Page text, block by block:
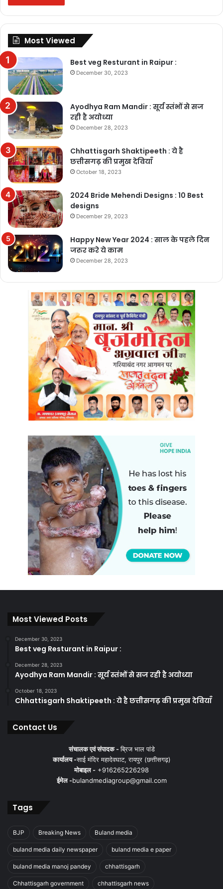
Most Viewed
Best veg Resturant in Raipur :
December 30, 2023
Ayodhya Ram Mandir : सूर्य स्तंभों से सज
रही है अयोध्या
December 28, 2023
Chhattisgarh Shaktipeeth : ये है
छत्तीसगढ़ की प्रमुख देवियाँ
October 18, 2023
2024 Bride Mehendi Designs : 10 Best
designs
December 29, 2023
Happy New Year 2024 : साल के पहले दिन
जरुर करे ये काम
December 28, 2023
Most Viewed Posts
December 30, 2023
Best veg Resturant in Raipur :
December 28, 2023
Ayodhya Ram Mandir : सूर्य स्तंभों से सज रही है अयोध्या
October 18, 2023
Chhattisgarh Shaktipeeth : ये है छत्तीसगढ़ की प्रमुख देवियाँ
Contact Us
संचालक एवं संपादक -ब्रिज भाल पांडे
कार्यालय -साई मंदिर महादेवघाट, रायपुर (छत्तीसगढ़)
मोबाइल - +916265226298
ईमेल -bulandmediagroup@gmail.com
Tags
BJP Breaking News Buland media
buland media daily newspaper buland media e paper
buland media manoj pandey chhattisgarh
Chhattisgarh government chhattisgarh news